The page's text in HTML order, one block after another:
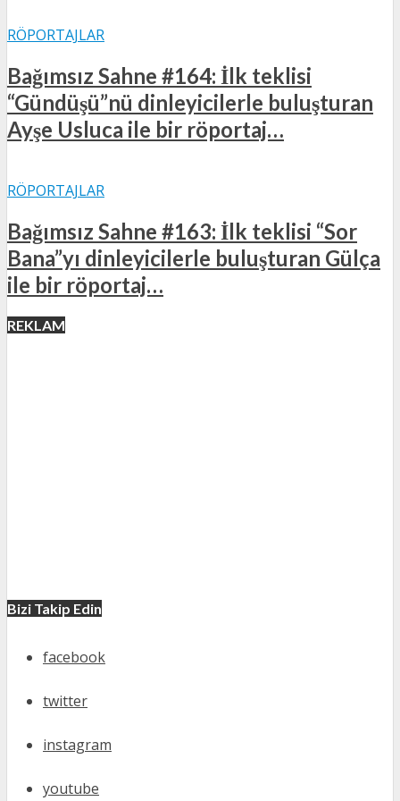
RÖPORTAJLAR
Bağımsız Sahne #164: İlk teklisi
“Gündüşü”nü dinleyicilerle buluşturan
Ayşe Usluca ile bir röportaj…
RÖPORTAJLAR
Bağımsız Sahne #163: İlk teklisi “Sor
Bana”yı dinleyicilerle buluşturan Gülça
ile bir röportaj…
REKLAM
Bizi Takip Edin
facebook
twitter
instagram
youtube